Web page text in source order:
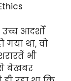
आदर्शों
गया था, वो
भी
से बेखबर